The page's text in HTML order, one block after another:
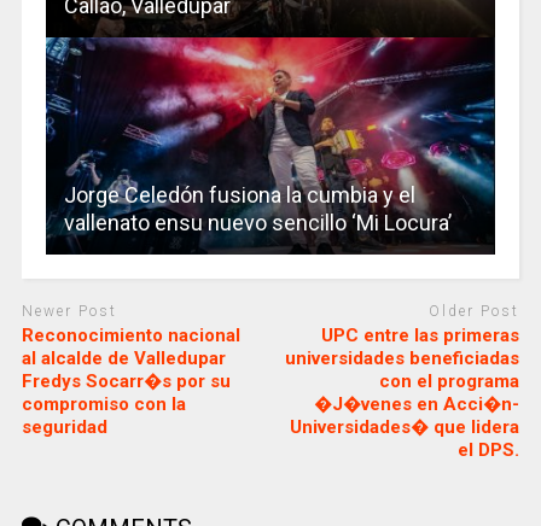
Callao, Valledupar
Jorge Celedón fusiona la cumbia y el
vallenato ensu nuevo sencillo ‘Mi Locura’
Newer Post
Reconocimiento nacional
al alcalde de Valledupar
Fredys Socarr�s por su
compromiso con la
seguridad
Older Post
UPC entre las primeras
universidades beneficiadas
con el programa
�J�venes en Acci�n-
Universidades� que lidera
el DPS.